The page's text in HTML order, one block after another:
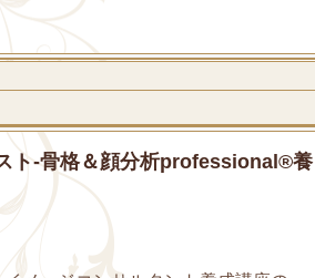
ト‐骨格＆顔分析professional®養